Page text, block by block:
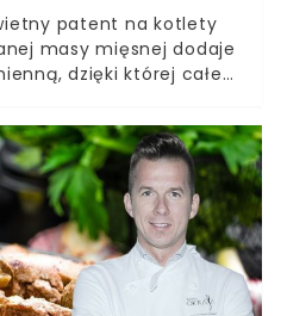
patent na kotlety
masy mięsnej dodaje
dzięki której całe
To pomysł na pyszny,
znany jest z tego, że
dodając do nich
co tradycyjne
i stają się jeszcze
takiego dania są
kaszą jęczmienną, są
wychodzą